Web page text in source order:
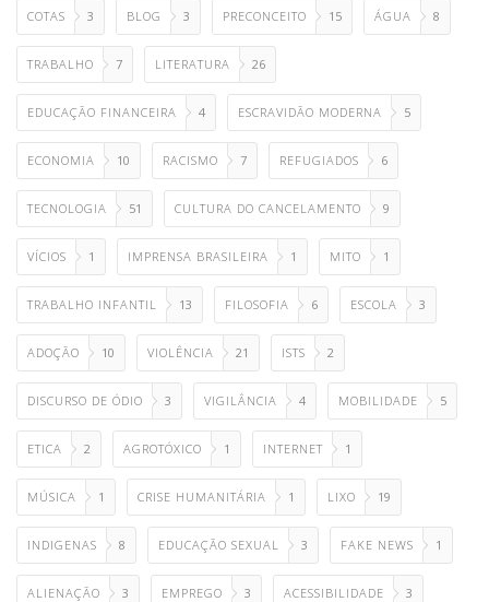
COTAS 3 BLOG 3 PRECONCEITO 15 ÁGUA 8
TRABALHO 7 LITERATURA 26
EDUCAÇÃO FINANCEIRA 4 ESCRAVIDÃO MODERNA 5
ECONOMIA 10 RACISMO 7 REFUGIADOS 6
TECNOLOGIA 51 CULTURA DO CANCELAMENTO 9
VÍCIOS 1 IMPRENSA BRASILEIRA 1 MITO 1
TRABALHO INFANTIL 13 FILOSOFIA 6 ESCOLA 3
ADOÇÃO 10 VIOLÊNCIA 21 ISTS 2
DISCURSO DE ÓDIO 3 VIGILÂNCIA 4 MOBILIDADE 5
ETICA 2 AGROTÓXICO 1 INTERNET 1
MÚSICA 1 CRISE HUMANITÁRIA 1 LIXO 19
INDIGENAS 8 EDUCAÇÃO SEXUAL 3 FAKE NEWS 1
ALIENAÇÃO 3 EMPREGO 3 ACESSIBILIDADE 3